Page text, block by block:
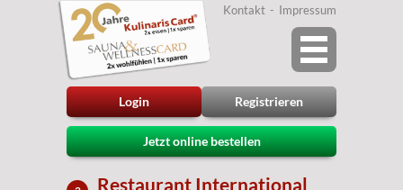
Login Registrieren
Kontakt Impressum
Jetzt online bestellen
Restaurant International